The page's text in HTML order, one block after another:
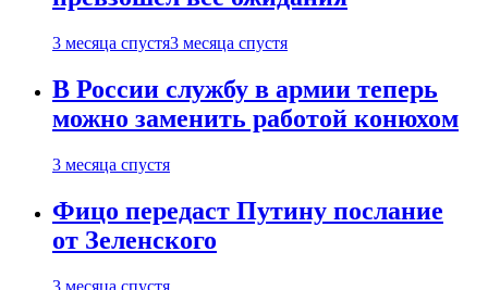
3 месяца спустя3 месяца спустя
В России службу в армии теперь
можно заменить работой конюхом
3 месяца спустя
Фицо передаст Путину послание
от Зеленского
3 месяца спустя